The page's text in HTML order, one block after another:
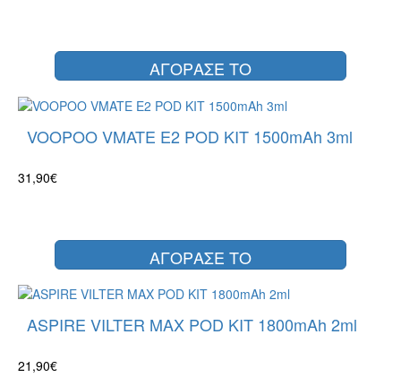
ΑΓΟΡΑΣΕ ΤΟ
VOOPOO VMATE E2 POD KIT 1500mAh 3ml
31,90€
ΑΓΟΡΑΣΕ ΤΟ
ASPIRE VILTER MAX POD KIT 1800mAh 2ml
21,90€